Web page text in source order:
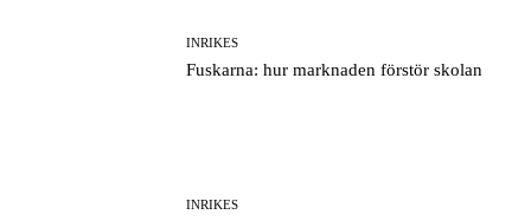
INRIKES
Fuskarna: hur marknaden förstör skolan
INRIKES